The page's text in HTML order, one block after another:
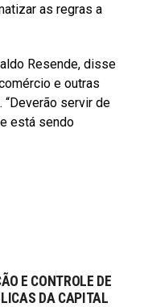
as regras a
Resende, disse
e outras
servir de
está sendo
E CONTROLE DE
DA CAPITAL